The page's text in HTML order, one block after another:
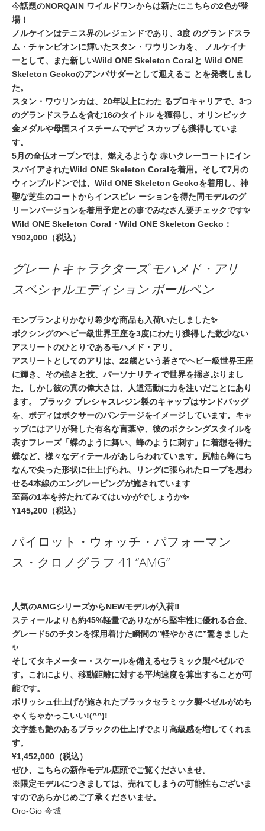
今話題のNORQAIN ワイルドワンからは新たにこちらの2色が登
場！
ノルケインはテニス界のレジェンドであり、3度 のグランドスラ
ム・チャンピオンに輝いたスタン・ワウリンカを、 ノルケイナ
ーとして、また新しいWild ONE Skeleton Coralと Wild ONE
Skeleton Geckoのアンバサダーとして迎えるこ とを発表しまし
た。
スタン・ワウリンカは、20年以上にわた るプロキャリアで、3つ
のグランドスラムを含む16のタイトル を獲得し、オリンピック
金メダルや母国スイスチームでデビ スカップも獲得していま
す。
5月の全仏オープンでは、燃えるような 赤いクレーコートにイン
スパイアされたWild ONE Skeleton Coralを着用。そして7月の
ウィンブルドンでは、Wild ONE Skeleton Geckoを着用し、神
聖な芝生のコートからインスピレ ーションを得た同モデルのグ
リーンバージョンを着用予定との事でみなさん要チェックです✨
Wild ONE Skeleton Coral・Wild ONE Skeleton Gecko：
¥902,000（税込）
グレートキャラクターズ モハメド・アリ
スペシャルエディション ボールペン
モンブランよりかなり希少な商品も入荷いたしました✨
ボクシングのヘビー級世界王座を3度にわたり獲得した数少ない
アスリートのひとりであるモハメド・アリ。
アスリートとしてのアリは、22歳という若さでヘビー級世界王座
に輝き、その強さと技、パーソナリティで世界を揺さぶりまし
た。しかし彼の真の偉大さは、人道活動に力を注いだことにあり
ます。 ブラック プレシャスレジン製のキャップはサンドバッグ
を、ボディはボクサーのバンテージをイメージしています。キャ
ップにはアリが発した有名な言葉や、彼のボクシングスタイルを
表すフレーズ「蝶のように舞い、蜂のように刺す」に着想を得た
蝶など、様々なディテールがあしらわれています。尻軸も蜂にち
なんで尖った形状に仕上げられ、リングに張られたロープを思わ
せる4本線のエングレービングが施されています
至高の1本を持たれてみてはいかがでしょうか✨
¥145,200（税込）
パイロット・ウォッチ・パフォーマン
ス・クロノグラフ 41 “AMG”
人気のAMGシリーズからNEWモデルが入荷‼️
スティールよりも約45%軽量でありながら堅牢性に優れる合金、
グレード5のチタンを採用着けた瞬間の”軽やかさに”驚きました
✨
そしてタキメーター・スケールを備えるセラミック製ベゼルで
す。これにより、移動距離に対する平均速度を算出することが可
能です。
ポリッシュ仕上げが施されたブラックセラミック製ベゼルがめち
ゃくちゃかっこいい!(^^)!
文字盤も艶のあるブラックの仕上げでより高級感を増してくれま
す。
¥1,452,000（税込）
ぜひ、こちらの新作モデル店頭でご覧くださいませ。
※限定モデルにつきましては、売れてしまうの可能性もございま
すのであらかじめご了承くださいませ。
Oro-Gio 今城